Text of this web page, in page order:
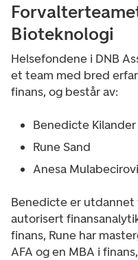
Bioteknologi
Helsefondene i DNB
et team med bred
finans, og består av:
Benedicte Kilander
Rune Sand
Anesa
Benedicte er
autorisert
finans, Rune har
AFA og en MBA i